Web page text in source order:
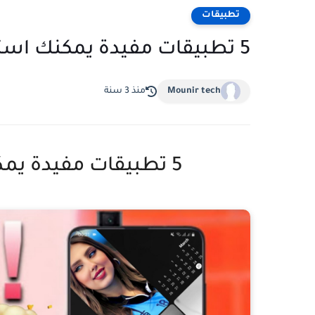
تطبيقات
5 تطبيقات مفيدة يمكنك استخدامها بدون انترنت
Mounir tech منذ 3 سنة
5 تطبيقات مفيدة يمكنك استخدامها بدون انترنت